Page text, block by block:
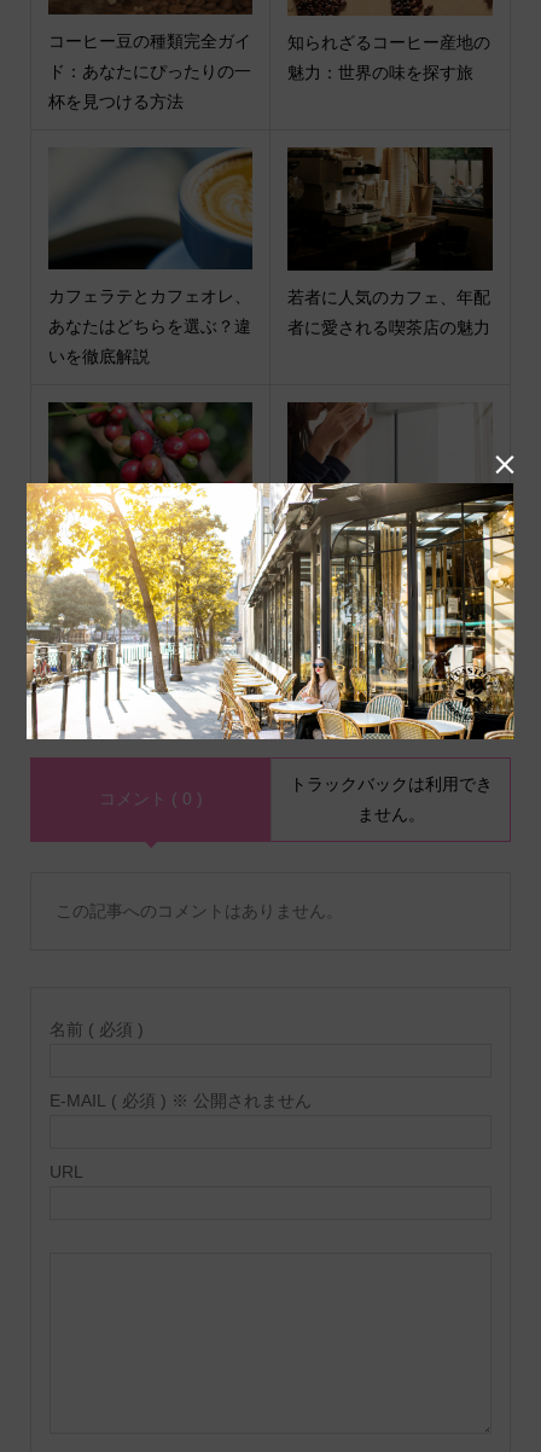
コーヒー豆の種類完全ガイ
ド：あなたにぴったりの一
杯を見つける方法
知られざるコーヒー産地の
魅力：世界の味を探す旅
カフェラテとカフェオレ、
あなたはどちらを選ぶ？違
いを徹底解説
若者に人気のカフェ、年配
者に愛される喫茶店の魅力
パナマ産とラオス産…ゲイ
シャコーヒーの違いを徹底
解説！
朝の1時間が人生を変え
る？朝活完全マニュアル
コメント
コメント ( 0 )
トラックバックは利用でき
ません。
この記事へのコメントはありません。
名前 ( 必須 )
E-MAIL ( 必須 ) ※ 公開されません
URL
